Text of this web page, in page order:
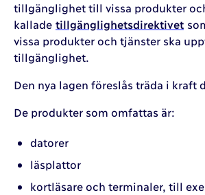
tillgänglighet till vissa produkter
kallade tillgänglighetsdirektivet
vissa produkter och tjänster ska
tillgänglighet.
Den nya lagen föreslås träda i kraft
De produkter som omfattas är:
datorer
läsplattor
kortläsare och terminaler, till